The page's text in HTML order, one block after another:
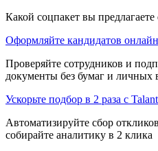
Какой соцпакет вы
Оформляйте кандидатов онлайн
Проверяйте сотрудников и
документы без бумаг и личных
Ускорьте подбор в 2 раза с
Автоматизируйте сбор
собирайте аналитику в 2 клика